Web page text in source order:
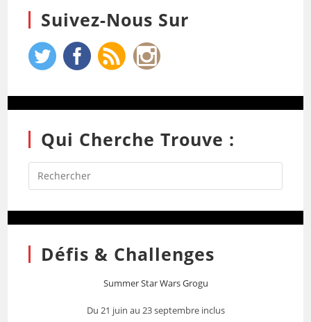
Suivez-Nous Sur
Qui Cherche Trouve :
Défis & Challenges
Summer Star Wars Grogu
Du 21 juin au 23 septembre inclus